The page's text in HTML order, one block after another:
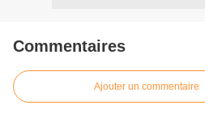
Commentaires
Ajouter un commentaire